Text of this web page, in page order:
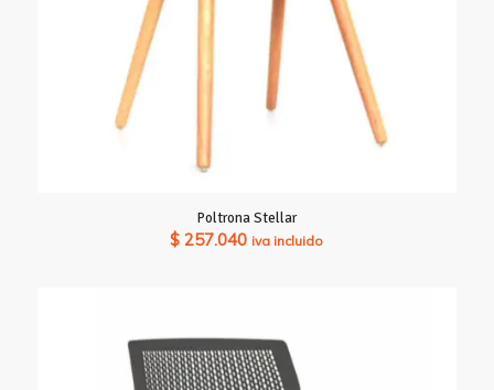
Poltrona Stellar
$ 257.040 iva incluido